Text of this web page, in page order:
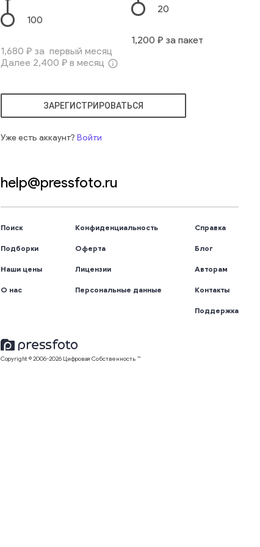
100
1,680 ₽ за первый месяц
Далее 2,400 ₽ в месяц info_outline
20
1,200 ₽ за пакет
ЗАРЕГИСТРИРОВАТЬСЯ
Уже есть аккаунт? Войти
help@pressfoto.ru
Поиск
Подборки
Наши цены
О нас
Конфиденциальность
Оферта
Лицензии
Персональные данные
Справка
Блог
Авторам
Контакты
Поддержка
Copyright © 2006-2026 Цифровая Собственность ™